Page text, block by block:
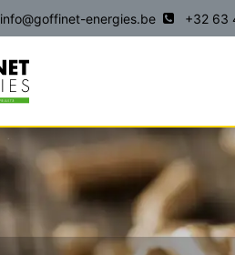
info@goffinet-energies.be +32 63